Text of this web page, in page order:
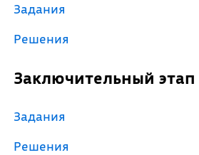
Задания
Решения
Заключительный этап
Задания
Решения